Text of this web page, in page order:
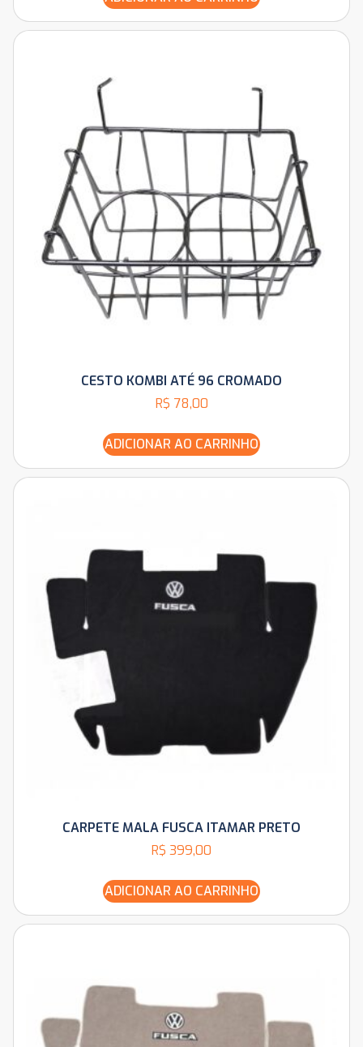
CESTO KOMBI ATÉ 96 CROMADO
R$ 78,00
ADICIONAR AO CARRINHO
CARPETE MALA FUSCA ITAMAR PRETO
R$ 399,00
ADICIONAR AO CARRINHO